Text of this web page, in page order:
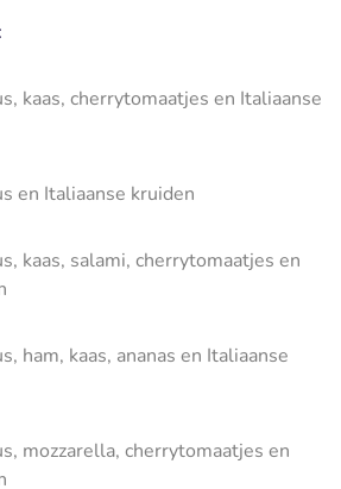
kaas, cherrytomaatjes en Italiaanse
en Italiaanse kruiden
kaas, salami, cherrytomaatjes en
ham, kaas, ananas en Italiaanse
mozzarella, cherrytomaatjes en